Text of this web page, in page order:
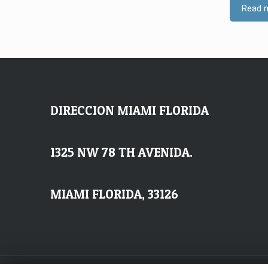
Read
DIRECCION MIAMI FLORIDA
1325 NW 78 TH AVENIDA.
MIAMI FLORIDA, 33126